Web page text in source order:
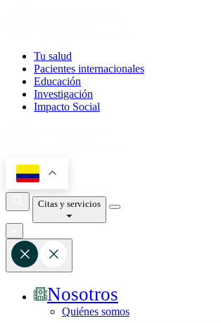
Tu salud
Pacientes internacionales
Educación
Investigación
Impacto Social
Citas y servicios
Nosotros
Quiénes somos